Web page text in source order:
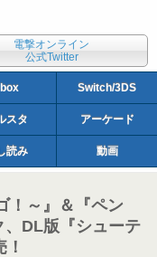
電撃オンライン
公式Twitter
Switch/3DS
スタ アーケード
読み 動画
！～』＆『ペン
、DL版『シューテ